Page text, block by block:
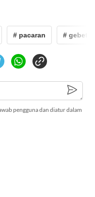
# pacaran # gebetan
pengguna dan diatur dalam